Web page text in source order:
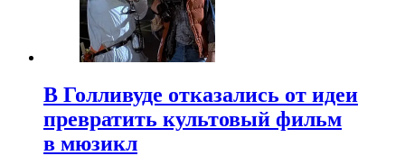
В Голливуде отказались от идеи
превратить культовый фильм
в мюзикл